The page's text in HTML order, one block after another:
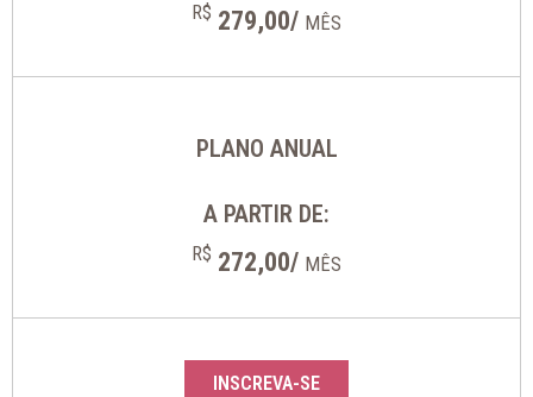
R$ 279,00/ MÊS
PLANO ANUAL
A PARTIR DE:
R$ 272,00/ MÊS
INSCREVA-SE